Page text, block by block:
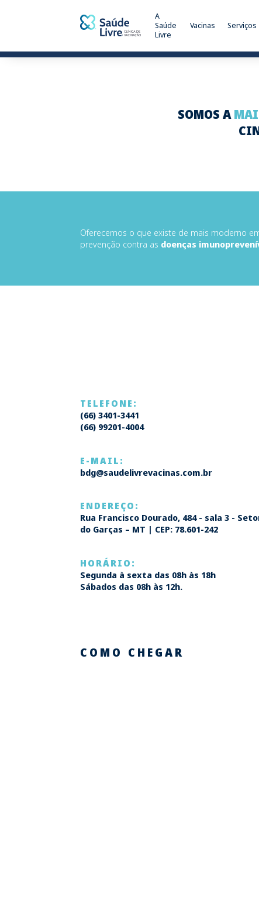
A
Saúde
Livre
Vacinas Serviços
SOMOS A
Oferecemos o que existe de mais moderno
prevenção contra as doenças
TELEFONE:
(66) 3401-3441
(66) 99201-4004
E-MAIL:
bdg@saudelivrevacinas.com.br
ENDEREÇO:
Rua Francisco Dourado, 484 - sala 3 -
do Garças – MT | CEP: 78.601-242
HORÁRIO:
Segunda à sexta das 08h às 18h
Sábados das 08h às 12h.
COMO CHEGAR